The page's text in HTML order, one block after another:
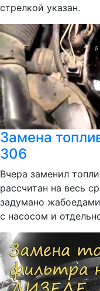
стрелкой указан.
Замена
306
Вчера заменил
рассчитан на весь
задумано
с насосом и